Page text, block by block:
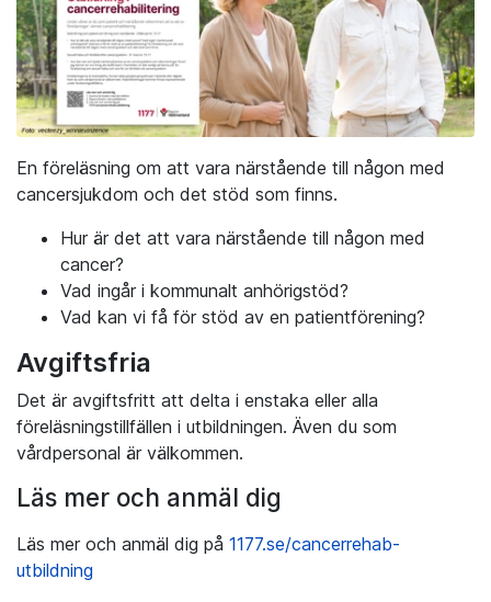
En föreläsning om att vara närstående till någon med
cancersjukdom och det stöd som finns.
Hur är det att vara närstående till någon med
cancer?
Vad ingår i kommunalt anhörigstöd?
Vad kan vi få för stöd av en patientförening?
Avgiftsfria
Det är avgiftsfritt att delta i enstaka eller alla
föreläsningstillfällen i utbildningen. Även du som
vårdpersonal är välkommen.
Läs mer och anmäl dig
Läs mer och anmäl dig på 1177.se/cancerrehab-
utbildning